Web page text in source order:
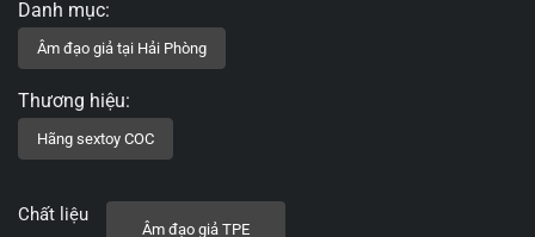
Chất liệu
Âm đạo giả TPE